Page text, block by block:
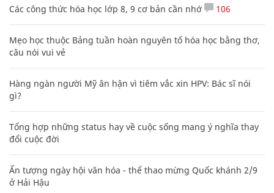
Các công thức hóa học lớp 8, 9 cơ bản cần nhớ 106
Mẹo học thuộc Bảng tuần hoàn nguyên tố hóa học bằng thơ,
câu nói vui vẻ
Hàng ngàn người Mỹ ân hận vì tiêm vắc xin HPV: Bác sĩ nói
gì?
Tổng hợp những status hay về cuộc sống mang ý nghĩa thay
đổi cuộc đời
Ấn tượng ngày hội văn hóa - thể thao mừng Quốc khánh 2/9
ở Hải Hậu